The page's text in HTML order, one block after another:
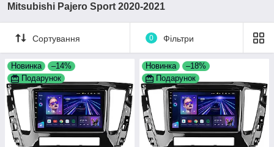
Mitsubishi Pajero Sport 2020-2021
Сортування 0 Фільтри
Новинка
–14%
Подарунок
Новинка
–18%
Подарунок